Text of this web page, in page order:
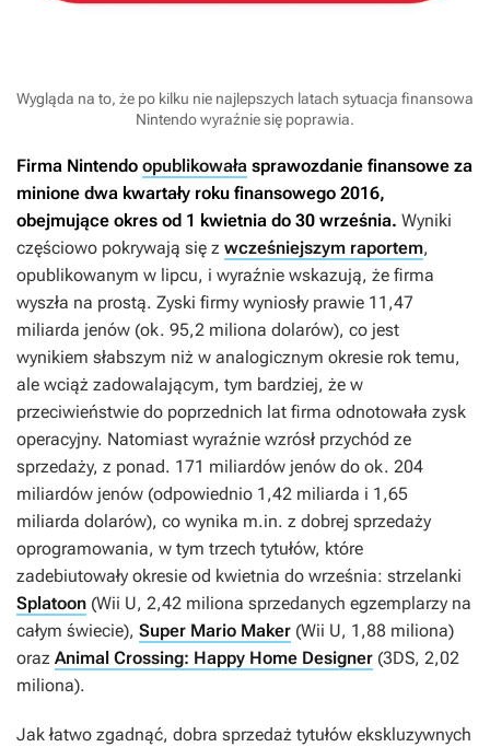
Wygląda na to, że po kilku nie najlepszych latach sytuacja finansowa
Nintendo wyraźnie się poprawia.
Firma Nintendo opublikowała sprawozdanie finansowe za
minione dwa kwartały roku finansowego 2016,
obejmujące okres od 1 kwietnia do 30 września. Wyniki
częściowo pokrywają się z wcześniejszym raportem,
opublikowanym w lipcu, i wyraźnie wskazują, że firma
wyszła na prostą. Zyski firmy wyniosły prawie 11,47
miliarda jenów (ok. 95,2 miliona dolarów), co jest
wynikiem słabszym niż w analogicznym okresie rok temu,
ale wciąż zadowalającym, tym bardziej, że w
przeciwieństwie do poprzednich lat firma odnotowała zysk
operacyjny. Natomiast wyraźnie wzrósł przychód ze
sprzedaży, z ponad. 171 miliardów jenów do ok. 204
miliardów jenów (odpowiednio 1,42 miliarda i 1,65
miliarda dolarów), co wynika m.in. z dobrej sprzedaży
oprogramowania, w tym trzech tytułów, które
zadebiutowały okresie od kwietnia do września: strzelanki
Splatoon (Wii U, 2,42 miliona sprzedanych egzemplarzy na
całym świecie), Super Mario Maker (Wii U, 1,88 miliona)
oraz Animal Crossing: Happy Home Designer (3DS, 2,02
miliona).
Jak łatwo zgadnąć, dobra sprzedaż tytułów ekskluzywnych